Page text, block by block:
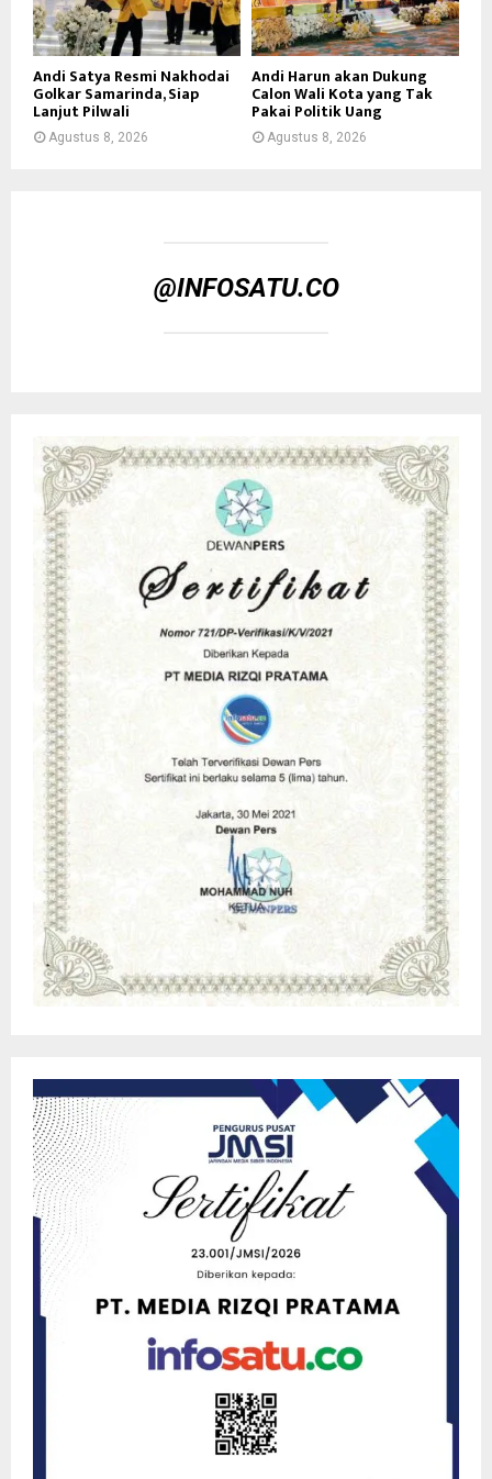
Andi Satya Resmi Nakhodai
Golkar Samarinda, Siap
Lanjut Pilwali
Agustus 8, 2026
Andi Harun akan Dukung
Calon Wali Kota yang Tak
Pakai Politik Uang
Agustus 8, 2026
@INFOSATU.CO